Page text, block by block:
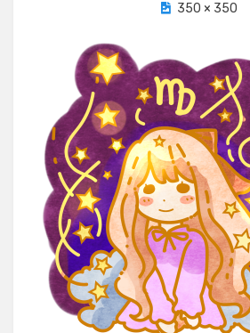
350 × 350